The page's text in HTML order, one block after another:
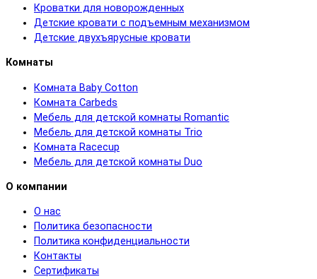
Кроватки для новорожденных
Детские кровати с подъемным механизмом
Детские двухъярусные кровати
Комнаты
Комната Baby Cotton
Комната Carbeds
Мебель для детской комнаты Romantic
Мебель для детской комнаты Trio
Комната Racecup
Мебель для детской комнаты Duo
О компании
О нас
Политика безопасности
Политика конфиденциальности
Контакты
Сертификаты